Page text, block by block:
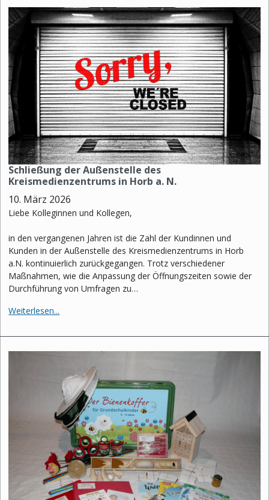
Schließung der Außenstelle des
Kreismedienzentrums in Horb a. N.
10. März 2026
Liebe Kolleginnen und Kollegen,
in den vergangenen Jahren ist die Zahl der Kundinnen und
Kunden in der Außenstelle des Kreismedienzentrums in Horb
a.N. kontinuierlich zurückgegangen. Trotz verschiedener
Maßnahmen, wie die Anpassung der Öffnungszeiten sowie der
Durchführung von Umfragen zu…
Weiterlesen...